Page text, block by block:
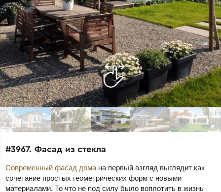
#3967. Фасад из стекла
Современный фасад дома на первый взгляд выглядит как
сочетание простых геометрических форм с новыми
материалами. То что не под силу было воплотить в жизнь